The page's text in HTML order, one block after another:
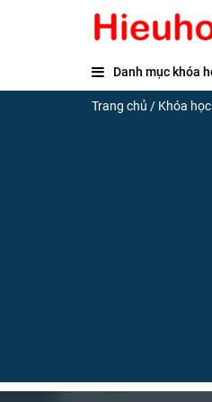
Danh mục khóa
Trang chủ / Khóa học